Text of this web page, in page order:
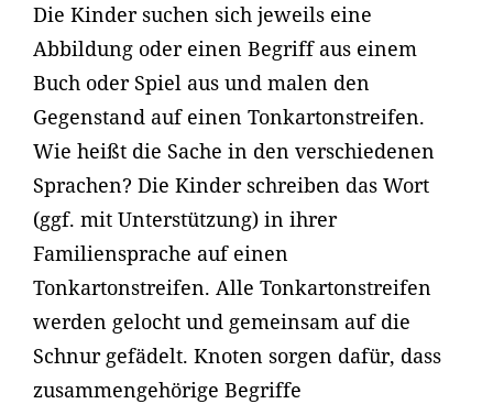
Die Kinder suchen sich jeweils eine
Abbildung oder einen Begriff aus einem
Buch oder Spiel aus und malen den
Gegenstand auf einen Tonkartonstreifen.
Wie heißt die Sache in den verschiedenen
Sprachen? Die Kinder schreiben das Wort
(ggf. mit Unterstützung) in ihrer
Familiensprache auf einen
Tonkartonstreifen. Alle Tonkartonstreifen
werden gelocht und gemeinsam auf die
Schnur gefädelt. Knoten sorgen dafür, dass
zusammengehörige Begriffe